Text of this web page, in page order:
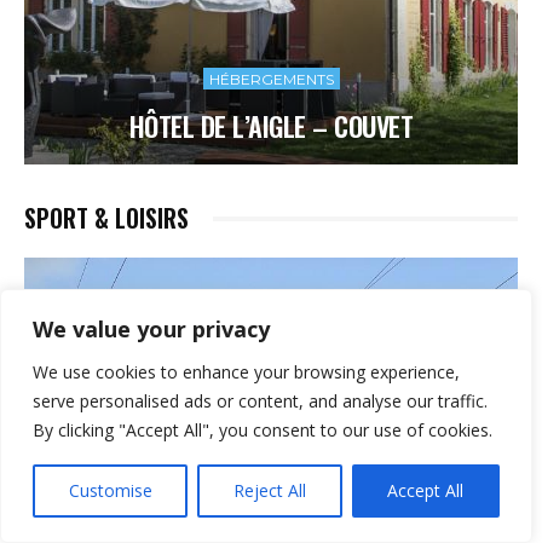
We value your privacy
We use cookies to enhance your browsing experience,
serve personalised ads or content, and analyse our traffic.
By clicking "Accept All", you consent to our use of cookies.
Customise Reject All Accept All
HÉBERGEMENTS
HÔTEL DE L’AIGLE – COUVET
SPORT & LOISIRS